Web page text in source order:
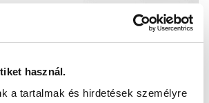
használ.
a tartalmak és hirdetések személyre